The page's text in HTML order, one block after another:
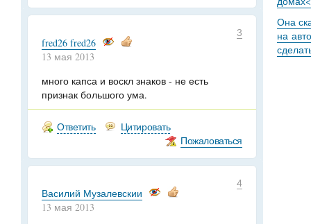
3
fred26 fred26
13 мая 2013
много капса и воскл знаков - не есть
признак большого ума.
Ответить
Цитировать
Пожаловаться
4
Василий Музалевскии
13 мая 2013
Она
на